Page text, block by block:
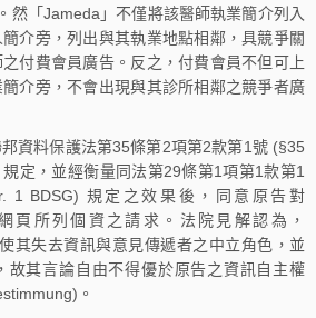
然「Jameda」不僅將該醫師執業簡介列入
介旁，列出與其執業地點相鄰，具競爭關
付費會員廣告。反之，付費會員不但可上
介旁，不會出現與其診所相鄰之競爭者廣
料保護法第35條第2項第2款第1號 (§35
定，並經衡量同法第29條第1項第1款第1
1 BDSG) 規定之效果後，同意原告對
頁所列個資之請求。法院見解認為，
其失去資訊與意見傳遞者之中立角色，並
故其言論自由不得優於原告之資訊自主權
。